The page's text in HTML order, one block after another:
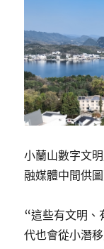
小蘭山數字文
融媒體中間供圖
“這些有文明、
代也會從小潛